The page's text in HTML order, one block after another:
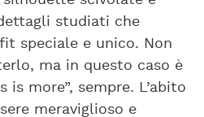
studiati che
speciale e unico. Non
ma in questo caso è
is more”, sempre. L’abito
meraviglioso e